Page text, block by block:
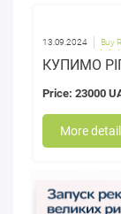
13.09.2024 Buy
КУПИМО
Price: 23000
More